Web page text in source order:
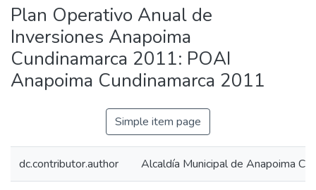
Plan Operativo Anual de
Inversiones Anapoima
Cundinamarca 2011: POAI
Anapoima Cundinamarca 2011
Simple item page
dc.contributor.author Alcaldía Municipal de Anapoima